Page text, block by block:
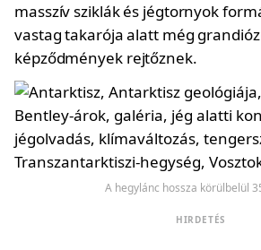
masszív sziklák és jégtornyok
vastag takarója alatt még
képződmények rejtőznek.
A hegylánc hossza körülbelül
HIRDETÉS